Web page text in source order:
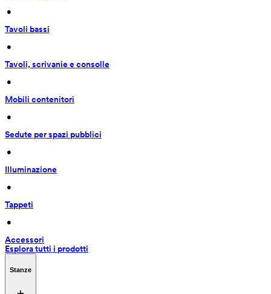
•
Tavoli bassi
•
Tavoli, scrivanie e consolle
•
Mobili contenitori
•
Sedute per spazi pubblici
•
Illuminazione
•
Tappeti
•
Accessori
Esplora tutti i prodotti
Stanze